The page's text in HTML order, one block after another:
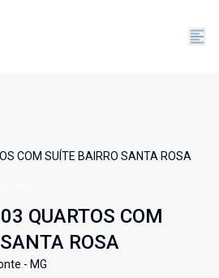
COM SUÍTE BAIRRO SANTA ROSA
QUARTOS COM
ROSA
- MG